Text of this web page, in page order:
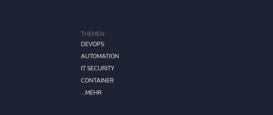
THEMEN
DEVOPS
AUTOMATION
IT SECURITY
CONTAINER
...MEHR